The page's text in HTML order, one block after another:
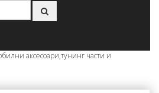
аксесоари,тунинг части и